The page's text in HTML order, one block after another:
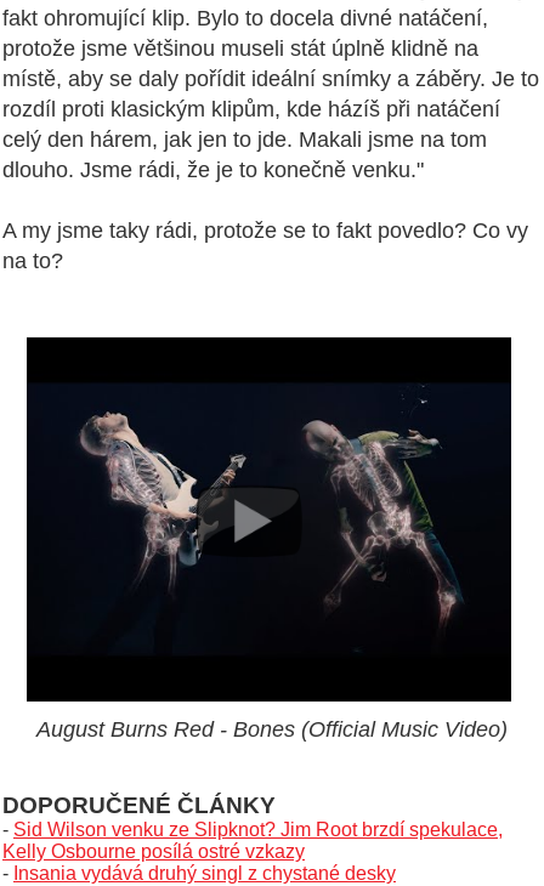
fakt ohromující klip. Bylo to docela divné natáčení,
protože jsme většinou museli stát úplně klidně na
místě, aby se daly pořídit ideální snímky a záběry. Je to
rozdíl proti klasickým klipům, kde házíš při natáčení
celý den hárem, jak jen to jde. Makali jsme na tom
dlouho. Jsme rádi, že je to konečně venku."
A my jsme taky rádi, protože se to fakt povedlo? Co vy
na to?
August Burns Red - Bones (Official Music Video)
DOPORUČENÉ ČLÁNKY
- Sid Wilson venku ze Slipknot? Jim Root brzdí spekulace,
Kelly Osbourne posílá ostré vzkazy
- Insania vydává druhý singl z chystané desky